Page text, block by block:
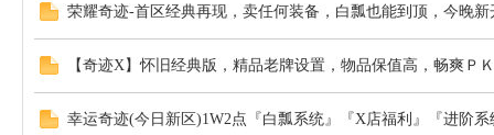
荣耀奇迹-首区经典再现，卖任何装备，白瓢也能到顶，今晚
【奇迹X】怀旧经典版，精品老牌设置，物品保值高，畅爽Ｐ
幸运奇迹(今日新区)1W2点『白瓢系统』『X店福利』『进阶